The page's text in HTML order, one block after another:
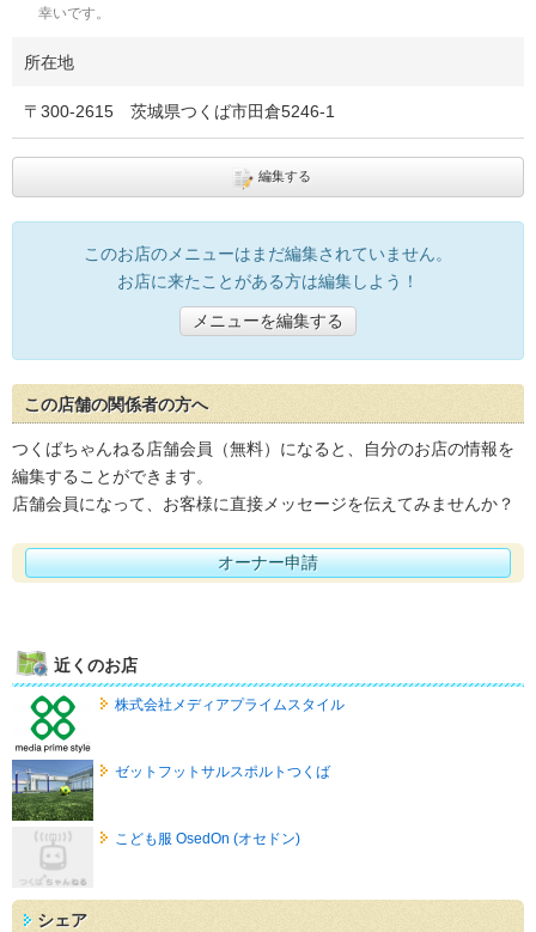
幸いです。
所在地
〒 300-2615 茨城県つくば市田倉5246-1
編集する
このお店のメニューはまだ編集されていません。
お店に来たことがある方は編集しよう！
メニューを編集する
この店舗の関係者の方へ
つくばちゃんねる店舗会員（無料）になると、自分のお店の情報を
編集することができます。
店舗会員になって、お客様に直接メッセージを伝えてみませんか？
オーナー申請
近くのお店
株式会社メディアプライムスタイル
ゼットフットサルスポルトつくば
こども服 OsedOn (オセドン)
シェア